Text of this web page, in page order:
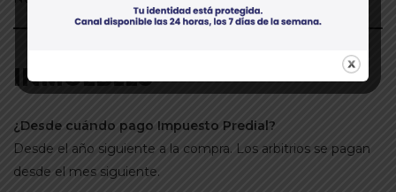
INMUEBLES
¿Desde cuándo pago Impuesto Predial?
Desde el año siguiente a la compra. Los arbitrios se pagan
desde el mes siguiente.